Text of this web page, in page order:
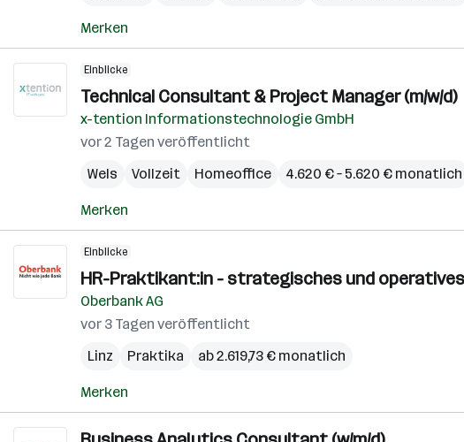
Merken
Einblicke
Technical Consultant & Project Manager (m/w/d)
x-tention Informationstechnologie GmbH
vor 2 Tagen veröffentlicht
Wels
Vollzeit Homeoffice 4.620 € – 5.620 € monatlich
Merken
Einblicke
HR-Praktikant:in - strategisches und operatives
Oberbank AG
vor 3 Tagen veröffentlicht
Linz
Praktika ab 2.619,73 € monatlich
Merken